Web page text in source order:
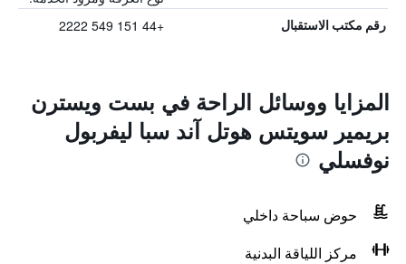
رقم مكتب الاستقبال +44 151 549 2222
المزايا ووسائل الراحة في بست ويسترن
بريمير سويتس هوتل آند سبا ليفربول
نوفسلي
حوض سباحة داخلي
مركز اللياقة البدنية